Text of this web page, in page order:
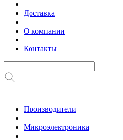
Доставка
О компании
Контакты
Производители
Микроэлектроника